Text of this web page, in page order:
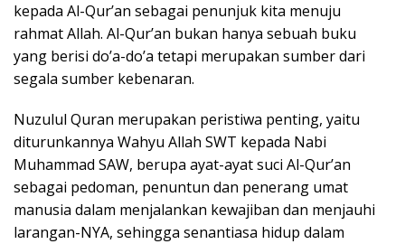
kepada Al-Qur’an sebagai penunjuk kita menuju
rahmat Allah. Al-Qur’an bukan hanya sebuah buku
yang berisi do’a-do’a tetapi merupakan sumber dari
segala sumber kebenaran.
Nuzulul Quran merupakan peristiwa penting, yaitu
diturunkannya Wahyu Allah SWT kepada Nabi
Muhammad SAW, berupa ayat-ayat suci Al-Qur’an
sebagai pedoman, penuntun dan penerang umat
manusia dalam menjalankan kewajiban dan menjauhi
larangan-NYA, sehingga senantiasa hidup dalam